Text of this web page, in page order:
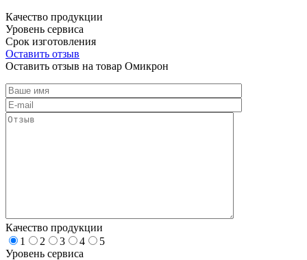
Качество продукции
Уровень сервиса
Срок изготовления
Оставить отзыв
Оставить отзыв на товар Омикрон
Качество продукции
1
2 3 4
5
Уровень сервиса